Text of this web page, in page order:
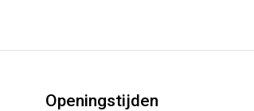
Openingstijden